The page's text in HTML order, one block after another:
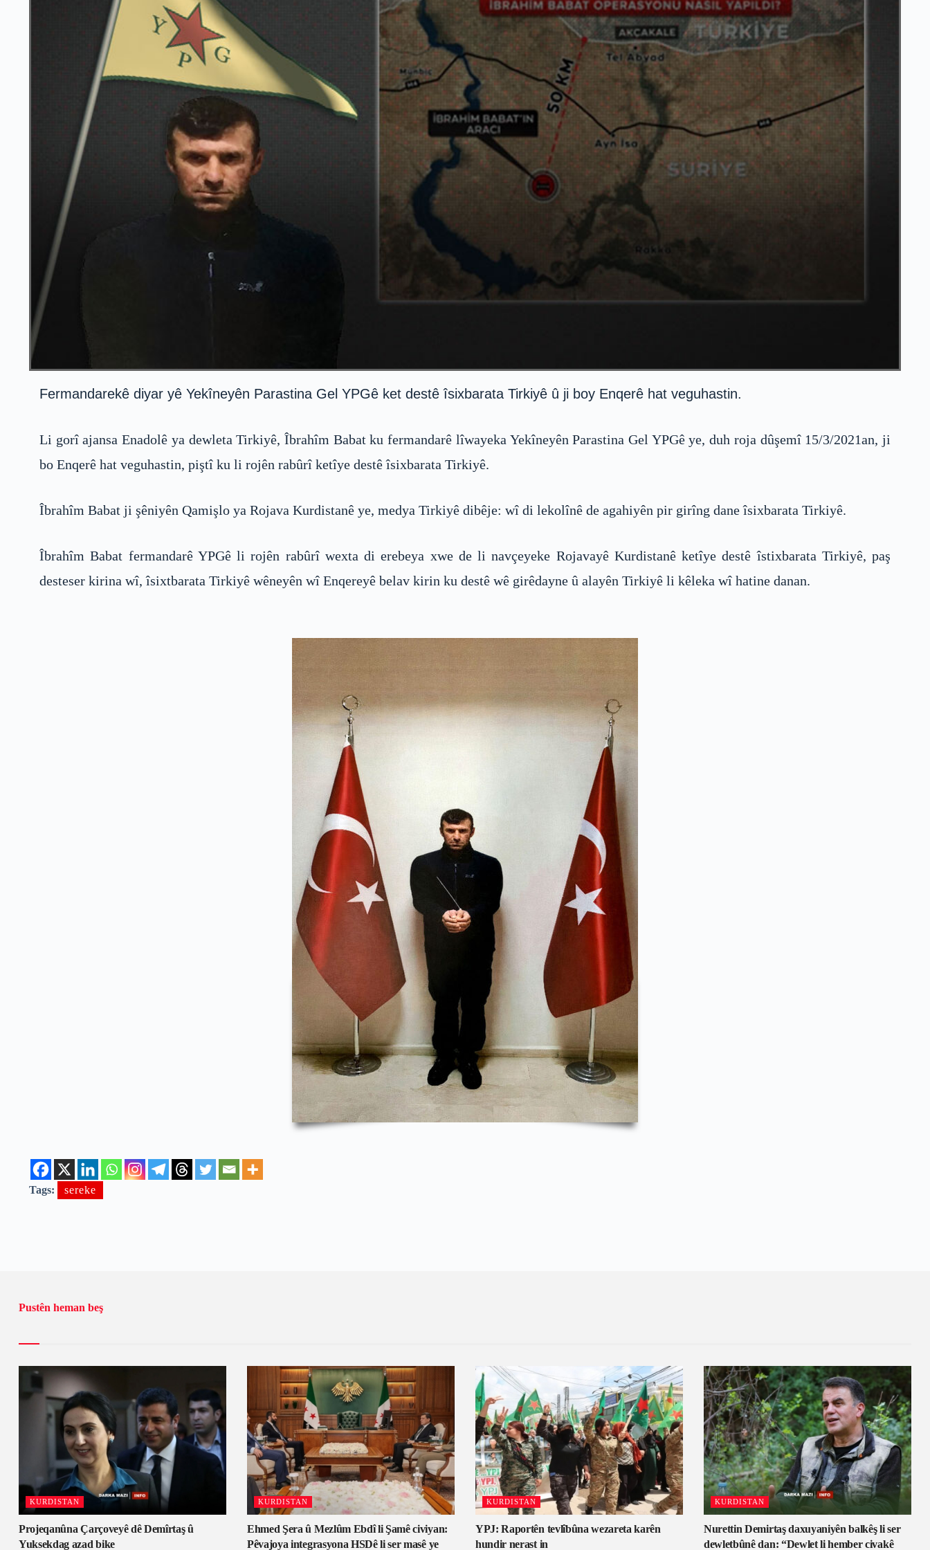
Fermandarekê diyar yê Yekîneyên Parastina Gel YPGê ket destê îsixbarata Tirkiyê û ji boy Enqerê hat veguhastin.
Li gorî ajansa Enadolê ya dewleta Tirkiyê, Îbrahîm Babat ku fermandarê lîwayeka Yekîneyên Parastina Gel YPGê ye, duh roja dûşemî 15/3/2021an, ji
bo Enqerê hat veguhastin, piştî ku li rojên rabûrî ketîye destê îsixbarata Tirkiyê.
Îbrahîm Babat ji şêniyên Qamişlo ya Rojava Kurdistanê ye, medya Tirkiyê dibêje: wî di lekolînê de agahiyên pir girîng dane îsixbarata Tirkiyê.
Îbrahîm Babat fermandarê YPGê li rojên rabûrî wexta di erebeya xwe de li navçeyeke Rojavayê Kurdistanê ketîye destê îstixbarata Tirkiyê, paş
desteser kirina wî, îsixtbarata Tirkiyê wêneyên wî Enqereyê belav kirin ku destê wê girêdayne û alayên Tirkiyê li kêleka wî hatine danan.
Tags: sereke
Pustên heman beş
KURDISTAN
Projeqanûna Çarçoveyê dê Demîrtaş û
Yuksekdag azad bike
KURDISTAN
Ehmed Şera û Mezlûm Ebdî li Şamê civiyan:
Pêvajoya integrasyona HSDê li ser masê ye
KURDISTAN
YPJ: Raportên tevlîbûna wezareta karên
hundir nerast in
KURDISTAN
Nurettin Demirtaş daxuyaniyên balkêş li ser
dewletbûnê dan: “Dewlet li hember civakê